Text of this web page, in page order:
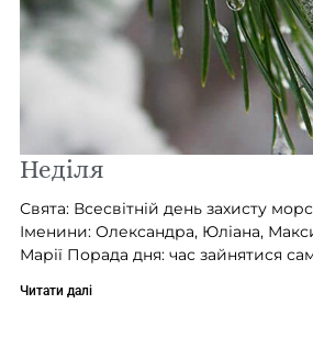
Неділя
Свята: Всесвітній день захисту
Іменини: Олександра, Юліана,
Марії Порада дня: час зайнятися
Читати далі